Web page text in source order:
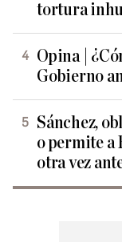
tortura
Opina |
Gobierno
Sánchez,
o permite a
otra vez